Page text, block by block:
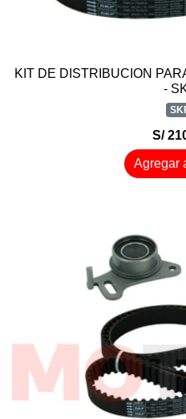
KIT DE DISTRIBUCION
-
S/
Agregar